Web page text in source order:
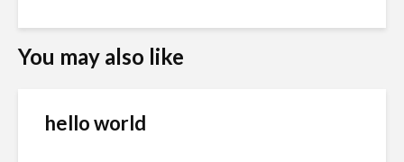
You may also like
hello world